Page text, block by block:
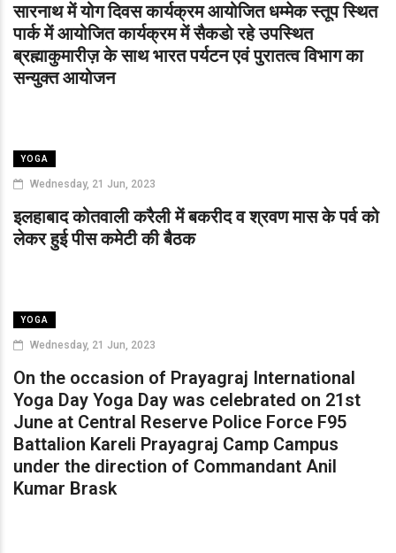
सारनाथ में योग दिवस कार्यक्रम आयोजित धम्मेक स्तूप स्थित
पार्क में आयोजित कार्यक्रम में सैकडो रहे उपस्थित
ब्रह्माकुमारीज़ के साथ भारत पर्यटन एवं पुरातत्व विभाग का
सन्युक्त आयोजन
YOGA
Wednesday, 21 Jun, 2023
इलहाबाद कोतवाली करैली में बकरीद व श्रवण मास के पर्व को
लेकर हुई पीस कमेटी की बैठक
YOGA
Wednesday, 21 Jun, 2023
On the occasion of Prayagraj International
Yoga Day Yoga Day was celebrated on 21st
June at Central Reserve Police Force F95
Battalion Kareli Prayagraj Camp Campus
under the direction of Commandant Anil
Kumar Brask